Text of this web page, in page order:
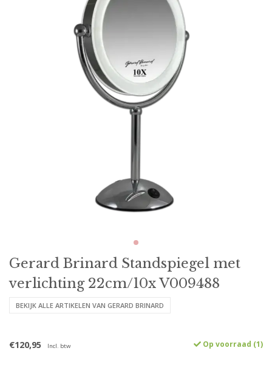
Gerard Brinard Standspiegel met
verlichting 22cm/10x V009488
BEKIJK ALLE ARTIKELEN VAN GERARD BRINARD
€120,95 Incl. btw Op voorraad (1)